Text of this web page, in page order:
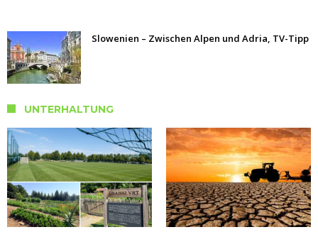
Slowenien – Zwischen Alpen und Adria, TV-Tipp
UNTERHALTUNG